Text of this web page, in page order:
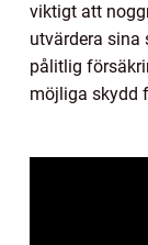
viktigt att
utvärdera sina
pålitlig
möjliga skydd